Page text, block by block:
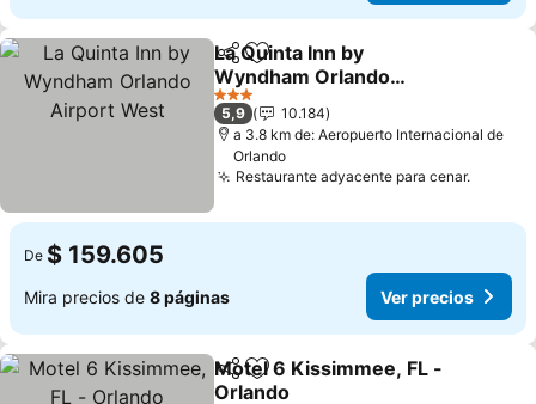
CompartirAgregar a favoritos
La Quinta Inn by
Wyndham Orlando
Airport West
Ver precios
3 Estrellas
5,9
10.184
a 3.8 km de: Aeropuerto Internacional de
Orlando
Restaurante adyacente para cenar.Ver
De $ 159.605
Mira precios de 8 páginas Ver precios
CompartirAgregar a favoritos
Motel 6 Kissimmee, FL -
Orlando